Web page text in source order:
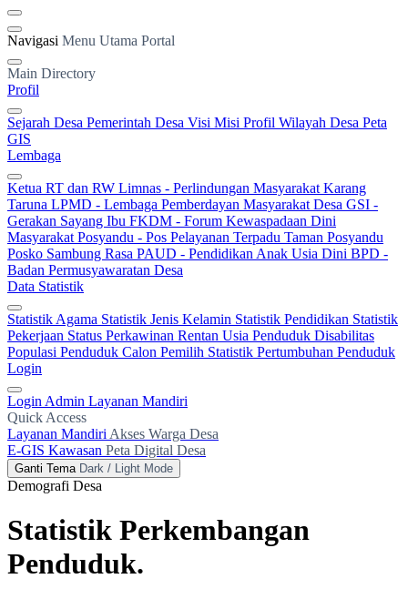
Navigasi Menu Utama Portal
Main Directory
Profil
Sejarah Desa Pemerintah Desa Visi Misi Profil Wilayah Desa Peta
GIS
Lembaga
Ketua RT dan RW Limnas - Perlindungan Masyarakat Karang
Taruna LPMD - Lembaga Pemberdayan Masyarakat Desa GSI -
Gerakan Sayang Ibu FKDM - Forum Kewaspadaan Dini
Masyarakat Posyandu - Pos Pelayanan Terpadu Taman Posyandu
Posko Sambung Rasa PAUD - Pendidikan Anak Usia Dini BPD -
Badan Permusyawaratan Desa
Data Statistik
Statistik Agama Statistik Jenis Kelamin Statistik Pendidikan Statistik
Pekerjaan Status Perkawinan Rentan Usia Penduduk Disabilitas
Populasi Penduduk Calon Pemilih Statistik Pertumbuhan Penduduk
Login
Login Admin Layanan Mandiri
Quick Access
Layanan Mandiri Akses Warga Desa
E-GIS Kawasan Peta Digital Desa
Ganti Tema Dark / Light Mode
Demografi Desa
Statistik Perkembangan
Penduduk.